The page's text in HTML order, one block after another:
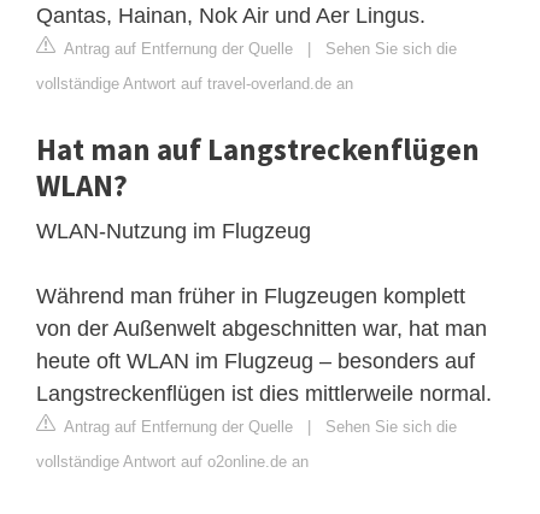
Qantas, Hainan, Nok Air und Aer Lingus.
Antrag auf Entfernung der Quelle
Sehen Sie sich die
vollständige Antwort auf travel-overland.de an
Hat man auf Langstreckenflügen
WLAN?
WLAN-Nutzung im Flugzeug
Während man früher in Flugzeugen komplett
von der Außenwelt abgeschnitten war, hat man
heute oft WLAN im Flugzeug – besonders auf
Langstreckenflügen ist dies mittlerweile normal.
Antrag auf Entfernung der Quelle
Sehen Sie sich die
vollständige Antwort auf o2online.de an